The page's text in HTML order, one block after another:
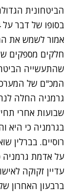
הביטחונית
אמור לשמש את
חלקים מספקים
שהתעשייה
המכ"ם של
גרמניה החלה
שבועות אחרי
בגרמניה כי היא
רוסיים. בברלין
עדיין זקוקה
ברבעון האחרון